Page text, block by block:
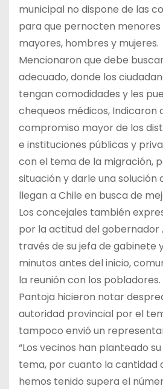
municipal no dispone de las
para que pernocten menores
mayores, hombres y mujeres.
Mencionaron que debe
adecuado, donde los
tengan comodidades y les
chequeos médicos, Indicaron
compromiso mayor de los
e instituciones públicas y
con el tema de la migración,
situación y darle una solución
llegan a Chile en busca de
Los concejales también
por la actitud del gobernador
través de su jefa de gabinete
minutos antes del inicio,
la reunión con los
Pantoja hicieron notar
autoridad provincial por el
tampoco envió un
“Los vecinos han planteado
tema, por cuanto la cantidad
hemos tenido supera el